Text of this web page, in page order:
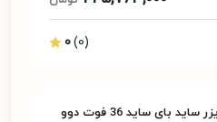
0(0)
یخچال فریزر ساید بای ساید 36 فوت دوو